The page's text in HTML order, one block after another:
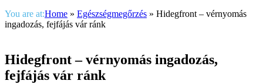
You are at:Home » Egészségmegőrzés » Hidegfront – vérnyomás
ingadozás, fejfájás vár ránk
Hidegfront – vérnyomás ingadozás,
fejfájás vár ránk